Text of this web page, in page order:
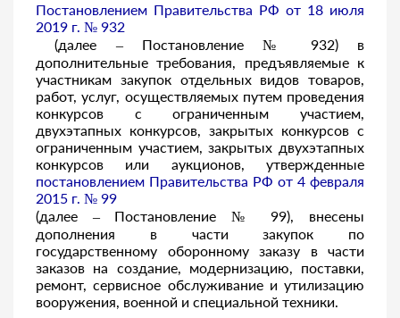
Постановлением Правительства РФ от 18 июля
2019 г. № 932
(далее – Постановление № 932) в
дополнительные требования, предъявляемые к
участникам закупок отдельных видов товаров,
работ, услуг, осуществляемых путем проведения
конкурсов с ограниченным участием,
двухэтапных конкурсов, закрытых конкурсов с
ограниченным участием, закрытых двухэтапных
конкурсов или аукционов, утвержденные
постановлением Правительства РФ от 4 февраля
2015 г. № 99
(далее – Постановление № 99), внесены
дополнения в части закупок по
государственному оборонному заказу в части
заказов на создание, модернизацию, поставки,
ремонт, сервисное обслуживание и утилизацию
вооружения, военной и специальной техники.